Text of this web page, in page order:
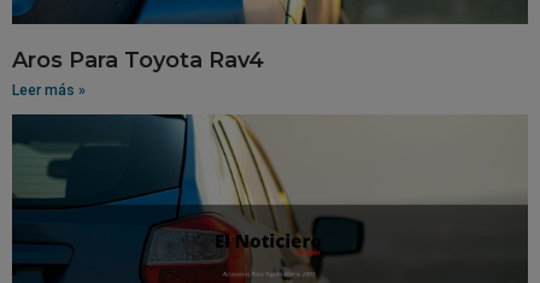
Aros Para Toyota Rav4
Leer más »